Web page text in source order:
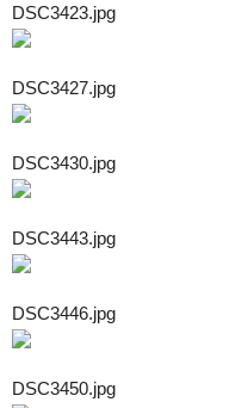
DSC3423.jpg
DSC3427.jpg
DSC3430.jpg
DSC3443.jpg
DSC3446.jpg
DSC3450.jpg